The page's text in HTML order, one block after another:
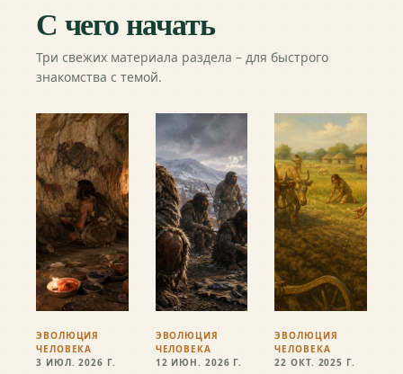
С чего начать
Три свежих материала раздела – для быстрого
знакомства с темой.
ЭВОЛЮЦИЯ
ЧЕЛОВЕКА
3 ИЮЛ. 2026 Г.
ЭВОЛЮЦИЯ
ЧЕЛОВЕКА
12 ИЮН. 2026 Г.
ЭВОЛЮЦИЯ
ЧЕЛОВЕКА
22 ОКТ. 2025 Г.